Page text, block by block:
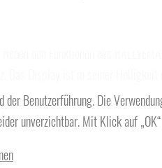
der Benutzerführung. Die
unverzichtbar. Mit Klick auf
den Funktionen des
Display ist in seiner Helligkeit